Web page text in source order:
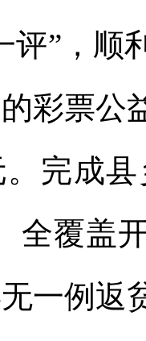
评”，顺
彩票公
。完成
全覆盖
一例返